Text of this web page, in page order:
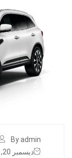
By admin
ديسمبر 20, 2020